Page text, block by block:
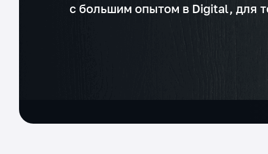
с большим опытом в Digital, для